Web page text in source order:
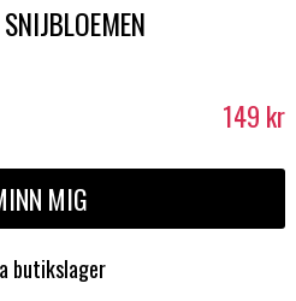
149 kr
MIG
butikslager